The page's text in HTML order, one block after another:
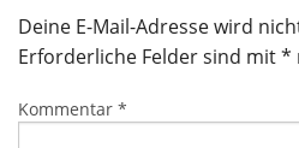
Deine E-Mail-Adresse wird
Erforderliche Felder sind mit*
Kommentar *